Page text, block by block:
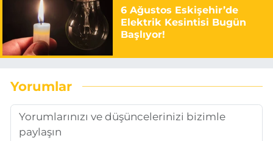
6 Ağustos Eskişehir’de
Elektrik Kesintisi Bugün
Başlıyor!
Yorumlar